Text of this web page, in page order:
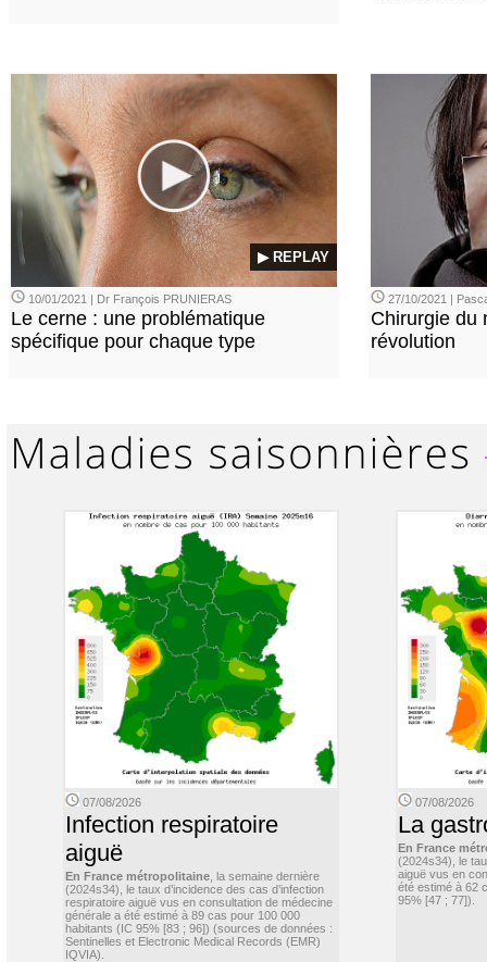
▶ REPLAY
10/01/2021 | Dr François PRUNIERAS
Le cerne : une problématique
spécifique pour chaque type
27/10/2021 |
Chirurgie du
révolution
07/08/2026
Infection respiratoire
aiguë
En France métropolitaine , la semaine dernière
(2024s34), le taux d’incidence des cas d’infection
respiratoire aiguë vus en consultation de médecine
générale a été estimé à 89 cas pour 100 000
habitants (IC 95% [83 ; 96]) (sources de données :
Sentinelles et Electronic Medical Records (EMR)
IQVIA).
07/08/2026
La
En France
(2024s34), le
aiguë vus en
été estimé à 62
95% [47 ; 77]).